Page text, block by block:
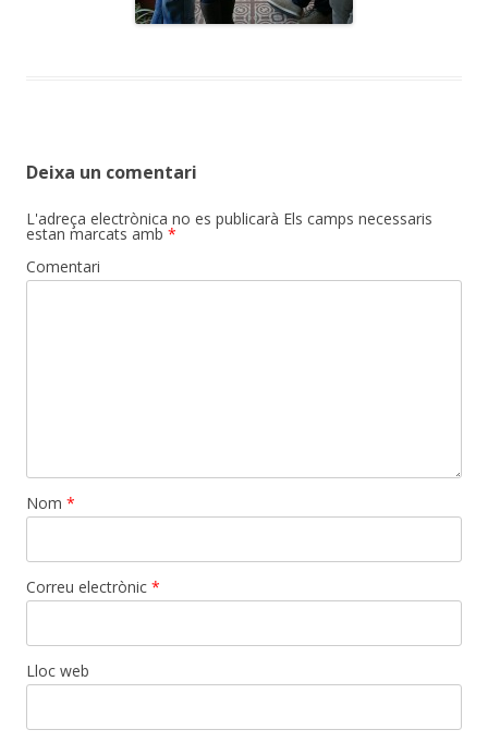
Deixa un comentari
L'adreça electrònica no es publicarà Els camps necessaris
estan marcats amb *
Comentari
Nom *
Correu electrònic *
Lloc web